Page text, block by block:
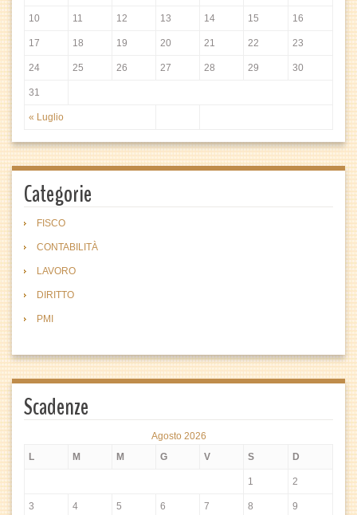
« Luglio
10 11 12 13 14 15 16
17 18 19 20 21 22 23
24 25 26 27 28 29 30
31
Categorie
FISCO
CONTABILITÀ
LAVORO
DIRITTO
PMI
Scadenze
Agosto 2026
L
M M G V S D
1 2
3 4 5 6 7 8 9